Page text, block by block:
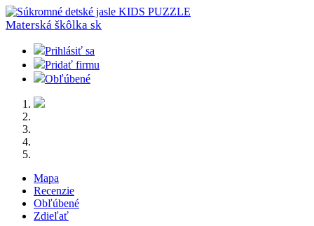
Materská škôlka sk
Prihlásiť sa
Pridať firmu
Obľúbené
Mapa
Recenzie
Obľúbené
Zdieľať